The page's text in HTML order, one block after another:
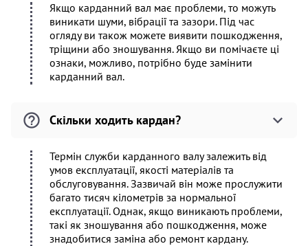
Якщо карданний вал має проблеми, то можуть
виникати шуми, вібрації та зазори. Під час
огляду ви також можете виявити пошкодження,
тріщини або зношування. Якщо ви помічаєте ці
ознаки, можливо, потрібно буде замінити
карданний вал.
Скільки ходить кардан?
Термін служби карданного валу залежить від
умов експлуатації, якості матеріалів та
обслуговування. Зазвичай він може прослужити
багато тисяч кілометрів за нормальної
експлуатації. Однак, якщо виникають проблеми,
такі як зношування або пошкодження, може
знадобитися заміна або ремонт кардану.